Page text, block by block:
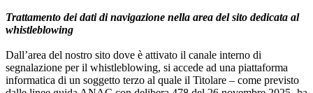
Trattamento dei dati di navigazione nella area del sito dedicata al
whistleblowing
Dall’area del nostro sito dove è attivato il canale interno di
segnalazione per il whistleblowing, si accede ad una piattaforma
informatica di un soggetto terzo al quale il Titolare – come previsto